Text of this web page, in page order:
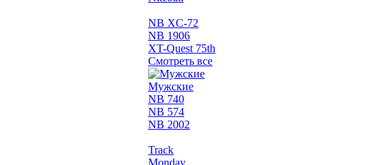
NB XC-72
NB 1906
XT-Quest 75th
Смотреть все
Мужские
NB 740
NB 574
NB 2002
Track
Monday